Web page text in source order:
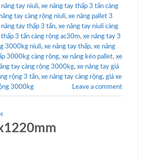
nâng tay niuli, xe nâng tay thấp 3 tấn càng
tay càng rộng niuli, xe nâng pallet 3
nâng tay thấp 3 tấn, xe nâng tay niuli càng
3 tấn càng rộng ac30m, xe nâng tay 3
3000kg niuli, xe nâng tay thấp, xe nâng
3000kg càng rộng, xe nâng kéo pallet, xe
tay càng rộng 3000kg, xe nâng tay giá
rộng 3 tấn, xe nâng tay càng rộng, giá xe
3000kg Leave a comment